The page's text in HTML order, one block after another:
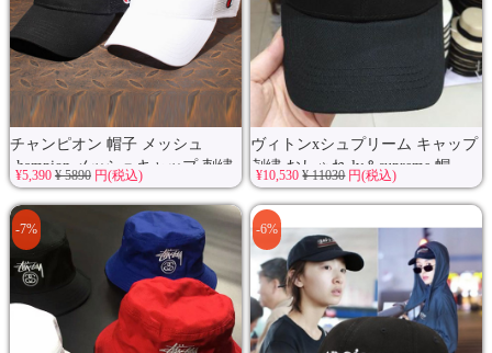
チャンピオン 帽子 メッシュ
champion メッシュキャップ 刺繍
ロ...
¥5,390 ¥ 5890円(税込)
ヴィトンxシュプリーム キャップ
刺繍 おしゃれ lv＆supreme 帽...
¥10,530¥ 11030円(税込)
-7% -6%